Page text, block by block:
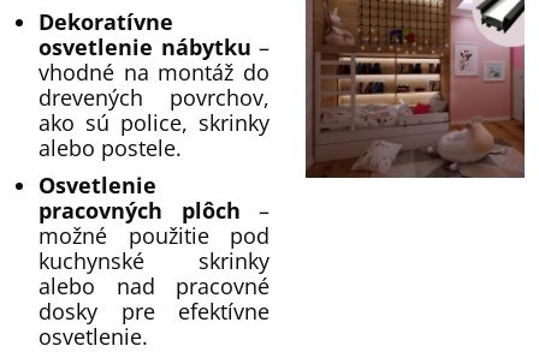
Dekoratívne
osvetlenie nábytku –
vhodné na montáž do
drevených povrchov,
ako sú police, skrinky
alebo postele.
Osvetlenie
pracovných plôch –
možné použitie pod
kuchynské skrinky
alebo nad pracovné
dosky pre efektívne
osvetlenie.